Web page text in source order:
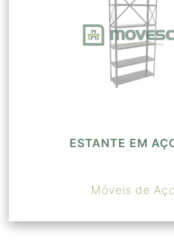
ESTANTE EM
Móveis de Aço